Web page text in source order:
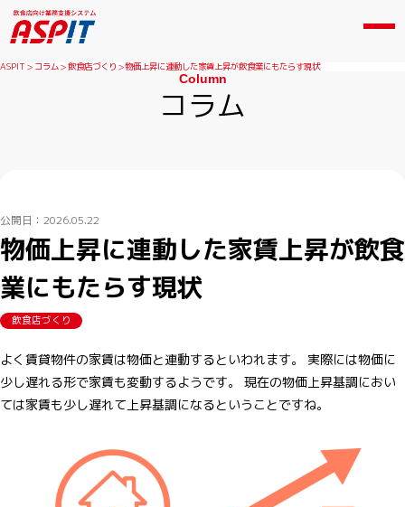
ASPIT コラム 飲食店づくり 物価上昇に連動した家賃上昇が飲食業にもたらす現状
Column
コラム
公開日：2026.05.22
物価上昇に連動した家賃上昇が飲食
業にもたらす現状
飲食店づくり
よく賃貸物件の家賃は物価と連動するといわれます。 実際には物価に
少し遅れる形で家賃も変動するようです。 現在の物価上昇基調におい
ては家賃も少し遅れて上昇基調になるということですね。